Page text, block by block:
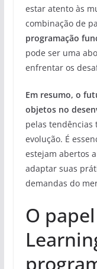
estar atento às
combinação de
programação
pode ser uma
enfrentar os
Em resumo, o
objetos no
pelas tendências
evolução. É
estejam abertos
adaptar suas
demandas do
O